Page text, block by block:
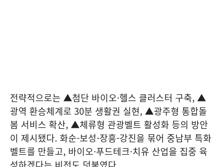
전략적으로는 ▲첨단 바이오·헬스 클러스터 구축, ▲
광역 환승체계로 30분 생활권 실현, ▲광주형 통합돌
봄 서비스 확산, ▲체류형 관광벨트 활성화 등의 방안
이 제시됐다. 화순-보성-장흥-강진을 묶어 중남부 특화
벨트를 만들고, 바이오·푸드테크·치유 산업을 집중 육